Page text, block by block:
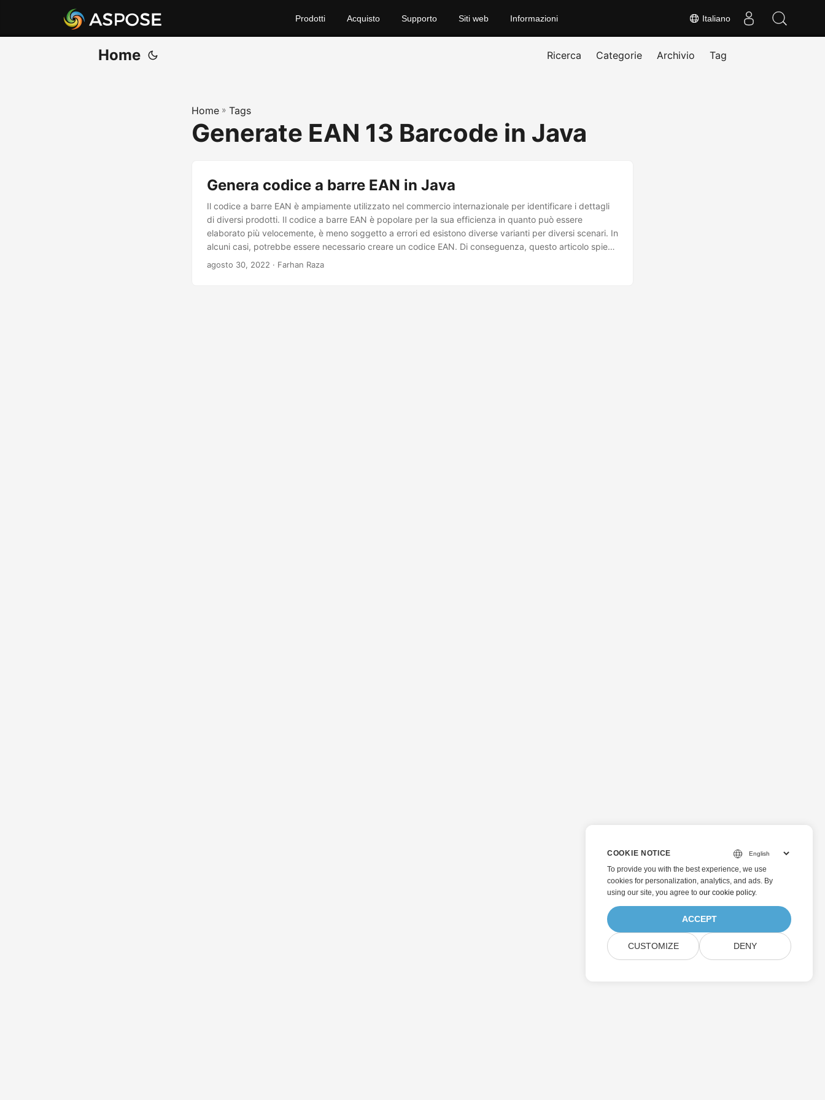
Italiano
Prodotti Acquisto Supporto Siti web Informazioni
Home Ricerca Categorie Archivio Tag
Home » Tags
Generate EAN 13 Barcode in Java
Genera codice a barre EAN in Java
Il codice a barre EAN è ampiamente utilizzato nel commercio internazionale per identificare i dettagli
di diversi prodotti. Il codice a barre EAN è popolare per la sua efficienza in quanto può essere
elaborato più velocemente, è meno soggetto a errori ed esistono diverse varianti per diversi scenari. In
alcuni casi, potrebbe essere necessario creare un codice EAN. Di conseguenza, questo articolo spiega
come creare codice a barre EAN a livello di codice in Java.
agosto 30, 2022 · Farhan Raza
COOKIE NOTICE
To provide you with the best experience, we use
cookies for personalization, analytics, and ads. By
using our site, you agree to our cookie policy.
ACCEPT
CUSTOMIZE DENY